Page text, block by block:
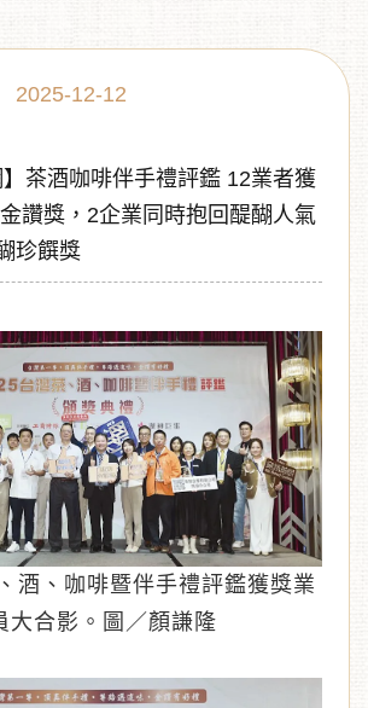
2025-12-12
】茶酒咖啡伴手禮評鑑 12業者獲
讚獎，2企業同時抱回醍醐人氣
珍饌獎
酒、咖啡暨伴手禮評鑑獲獎業
大合影。圖／顏謙隆